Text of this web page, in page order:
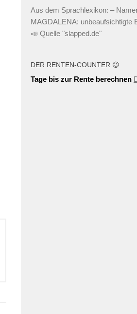
Aus dem Sprachlexikon: –
MAGDALENA: unbeaufsichtigte
📣 Quelle "slapped.de"
DER RENTEN-COUNTER 😉
Tage bis zur Rente berechnen